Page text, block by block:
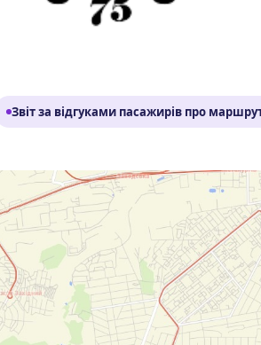
Звіт за відгуками пасажирів про